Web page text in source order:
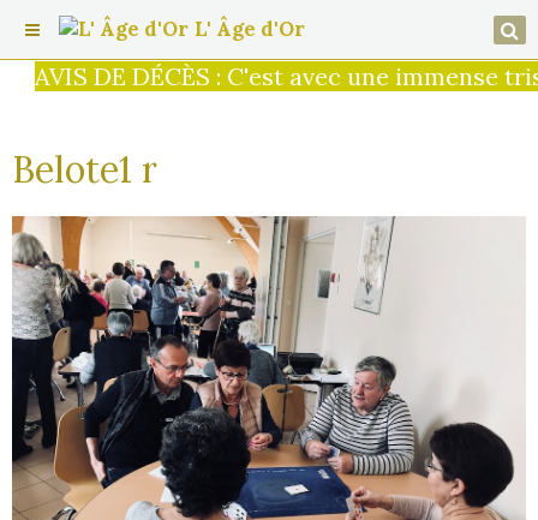
AVIS DE DÉCÈS : C'est avec une immense
L' Âge d'Or
Belote1 r